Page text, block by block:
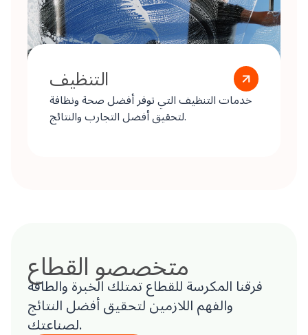
التنظيف
خدمات التنظيف التي توفر أفضل صحة ونظافة
لتحقيق أفضل التجارب والنتائج.
متخصصو القطاع
فرقنا المكرسة للقطاع تمتلك الخبرة والطاقة
والفهم اللازمين لتحقيق أفضل النتائج
لصناعتك.